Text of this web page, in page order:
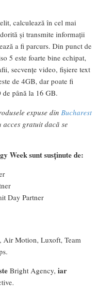
calculează în cel mai
și transmite informații
a fi parcurs. Din punct de
5 este foarte bine echipat,
secvențe video, fișiere text
de 4GB, dar poate fi
până la 16 GB.
expuse din Bucharest
gratuit dacă se
Week sunt susținute de:
Day Partner
Air Motion, Luxoft, Team
Bright Agency, iar